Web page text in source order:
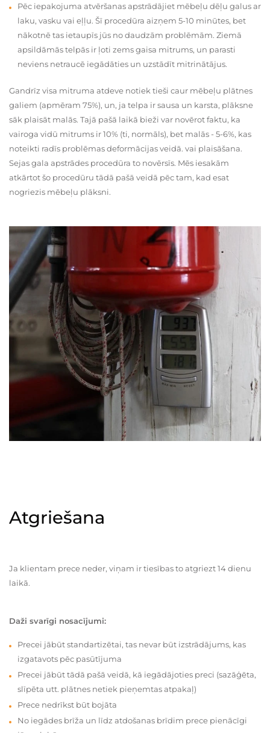
Pēc iepakojuma atvēršanas apstrādājiet mēbeļu dēļu galus ar
laku, vasku vai eļļu. Šī procedūra aizņem 5-10 minūtes, bet
nākotnē tas ietaupīs jūs no daudzām problēmām. Ziemā
apsildāmās telpās ir ļoti zems gaisa mitrums, un parasti
neviens netraucē iegādāties un uzstādīt mitrinātājus.
Gandrīz visa mitruma atdeve notiek tieši caur mēbeļu plātnes
galiem (apmēram 75%), un, ja telpa ir sausa un karsta, plāksne
sāk plaisāt malās. Tajā pašā laikā bieži var novērot faktu, ka
vairoga vidū mitrums ir 10% (ti, normāls), bet malās - 5-6%, kas
noteikti radīs problēmas deformācijas veidā. vai plaisāšana.
Sejas gala apstrādes procedūra to novērsīs. Mēs iesakām
atkārtot šo procedūru tādā pašā veidā pēc tam, kad esat
nogriezis mēbeļu plāksni.
Atgriešana
Ja klientam prece neder, viņam ir tiesības to atgriezt 14 dienu
laikā.
Daži svarīgi nosacījumi:
Precei jābūt standartizētai, tas nevar būt izstrādājums, kas
izgatavots pēc pasūtījuma
Precei jābūt tādā pašā veidā, kā iegādājoties preci (sazāģēta,
slīpēta utt. plātnes netiek pieņemtas atpakaļ)
Prece nedrīkst būt bojāta
No iegādes brīža un līdz atdošanas brīdim prece pienācīgi